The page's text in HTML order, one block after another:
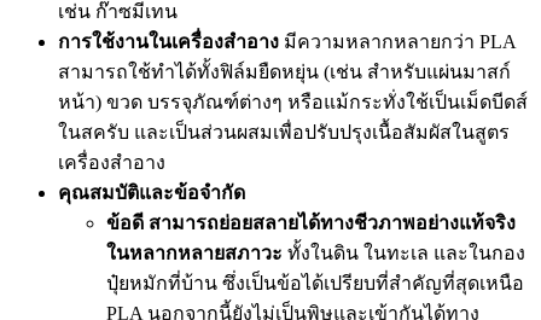
เช่น ก๊าซมีเทน
การใช้งานในเครื่องสำอาง มีความหลากหลายกว่า PLA
สามารถใช้ทำได้ทั้งฟิล์มยืดหยุ่น (เช่น สำหรับแผ่นมาสก์
หน้า) ขวด บรรจุภัณฑ์ต่างๆ หรือแม้กระทั่งใช้เป็นเม็ดบีดส์
ในสครับ และเป็นส่วนผสมเพื่อปรับปรุงเนื้อสัมผัสในสูตร
เครื่องสำอาง
คุณสมบัติและข้อจำกัด
ข้อดี สามารถย่อยสลายได้ทางชีวภาพอย่างแท้จริง
ในหลากหลายสภาวะ ทั้งในดิน ในทะเล และในกอง
ปุ๋ยหมักที่บ้าน ซึ่งเป็นข้อได้เปรียบที่สำคัญที่สุดเหนือ
PLA นอกจากนี้ยังไม่เป็นพิษและเข้ากันได้ทาง